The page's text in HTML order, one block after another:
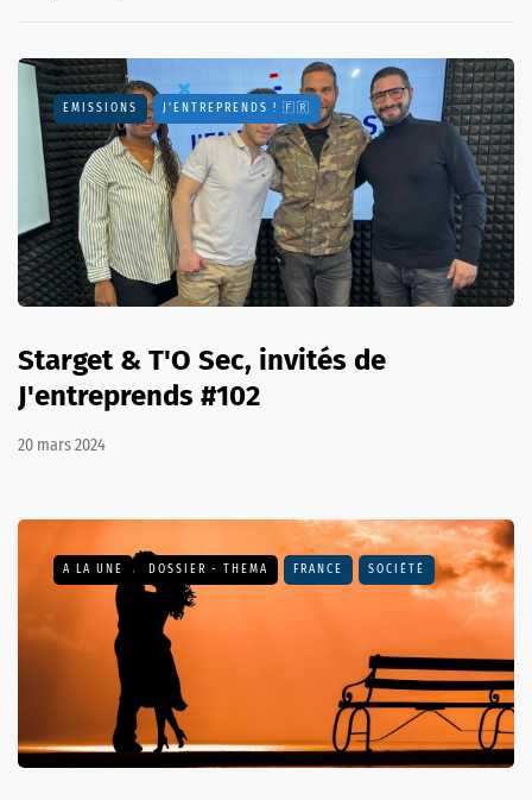
EMISSIONS J'ENTREPRENDS ! 🇫🇷
Starget & T'O Sec, invités de
J'entreprends #102
20 mars 2024
A LA UNE DOSSIER - THEMA FRANCE SOCIÉTÉ